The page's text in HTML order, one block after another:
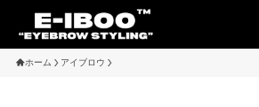
ホーム アイブロウ